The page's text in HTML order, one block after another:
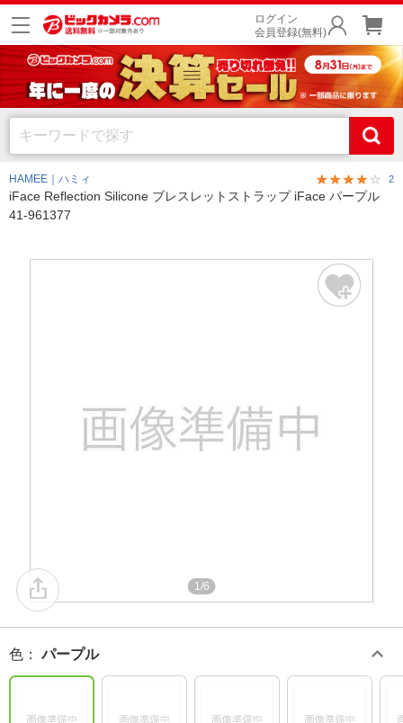
ログイン
会員登録(無料)
HAMEE｜ハミィ 2
iFace Reflection Silicone ブレスレットストラップ iFace パープル
41-961377
1/6
色 ：パープル